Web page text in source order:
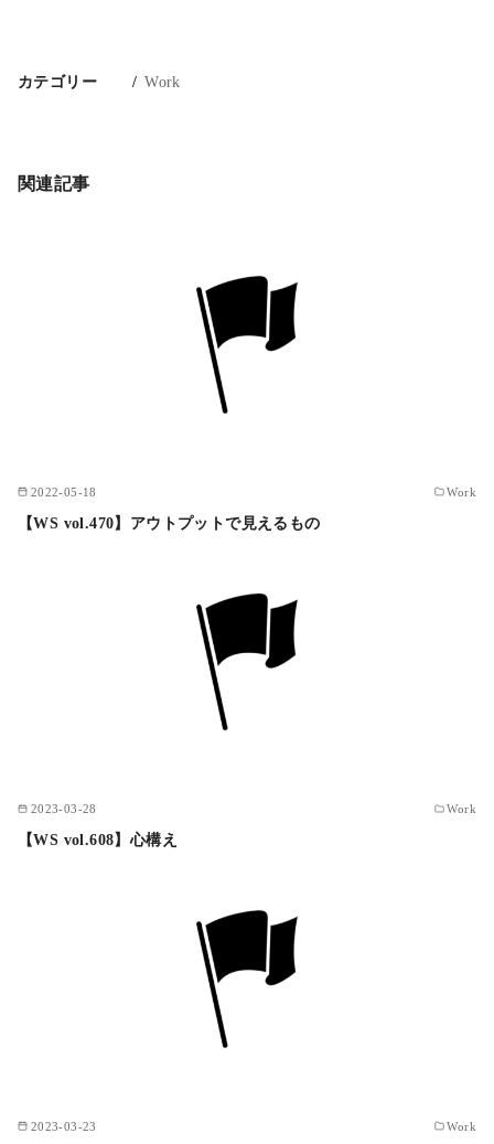
カテゴリー Work
関連記事
2022-05-18 Work
【WS vol.470】アウトプットで見えるもの
2023-03-28 Work
【WS vol.608】心構え
2023-03-23 Work